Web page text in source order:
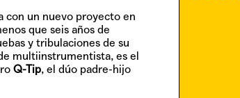
con un nuevo proyecto en
que seis años de
y tribulaciones de su
multiinstrumentista, es el
Q-Tip, el dúo padre-hijo